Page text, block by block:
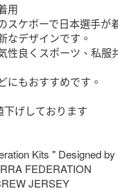
用
スケボーで日本選手が
なデザインです。
性良くスポーツ、私服
にもおすすめです。
下げしております
Kits " Designed
FEDERATION
JERSEY